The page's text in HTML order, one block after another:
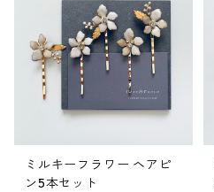
ミルキーフラワー ヘアピ
ン5本セット